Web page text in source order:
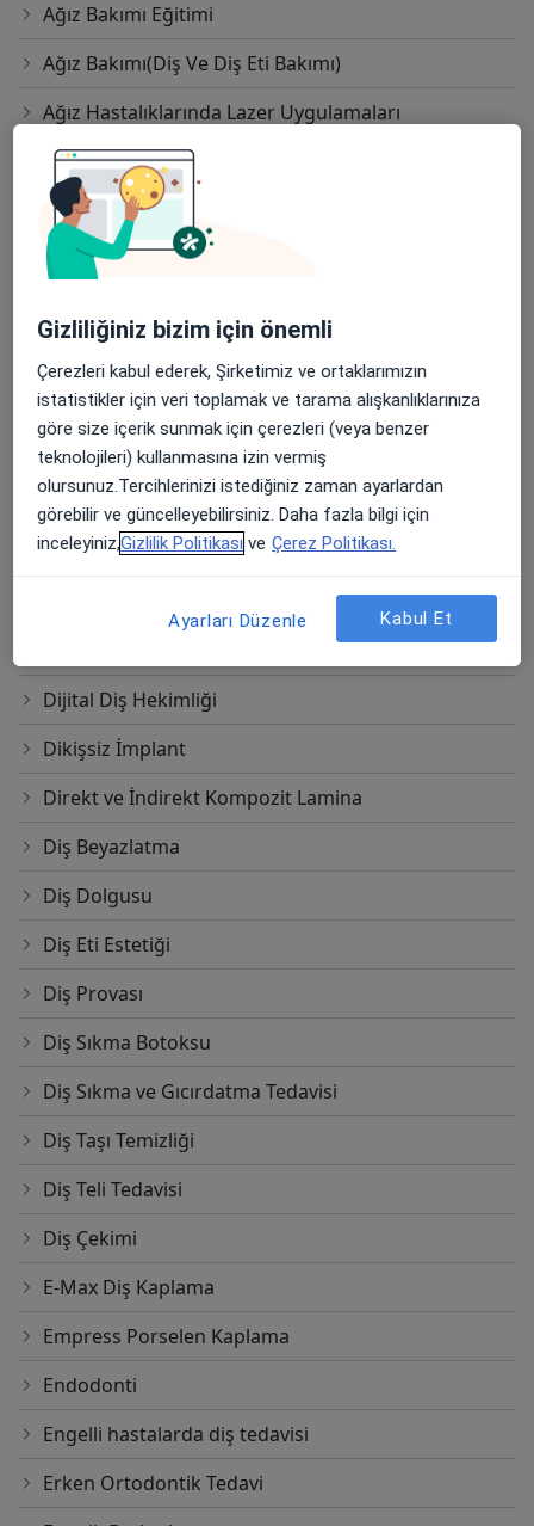
Ağız Bakımı Eğitimi
Ağız Bakımı(Diş Ve Diş Eti Bakımı)
Ağız Hastalıklarında Lazer Uygulamaları
Bilgisayar Destekli Diş Tasarımı
Bonding
Botoks
Cep Derinliği Azaltma
Cerrahi İmplant
CGF (Concentrated Growth Factor) Uygulaması
Deflex Protezler
Dental Anestezi
Dijital Diş Hekimliği
Dikişsiz İmplant
Direkt ve İndirekt Kompozit Lamina
Diş Beyazlatma
Diş Dolgusu
Diş Eti Estetiği
Diş Provası
Diş Sıkma Botoksu
Diş Sıkma ve Gıcırdatma Tedavisi
Diş Taşı Temizliği
Diş Teli Tedavisi
Diş Çekimi
E-Max Diş Kaplama
Empress Porselen Kaplama
Endodonti
Engelli hastalarda diş tedavisi
Erken Ortodontik Tedavi
Gizliliğiniz bizim için önemli
Çerezleri kabul ederek, Şirketimiz ve ortaklarımızın
istatistikler için veri toplamak ve tarama alışkanlıklarınıza
göre size içerik sunmak için çerezleri (veya benzer
teknolojileri) kullanmasına izin vermiş
olursunuz.Tercihlerinizi istediğiniz zaman ayarlardan
görebilir ve güncelleyebilirsiniz. Daha fazla bilgi için
inceleyiniz,Gizlilik Politikası ve Çerez Politikası.
Ayarları Düzenle Kabul Et